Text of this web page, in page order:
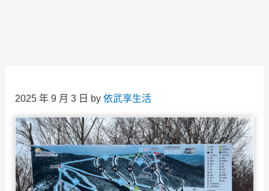
2025 年 9 月 3 日 by 依武享生活